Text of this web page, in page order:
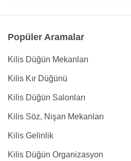
Popüler Aramalar
Kilis Düğün Mekanları
Kilis Kır Düğünü
Kilis Düğün Salonları
Kilis Söz, Nişan Mekanları
Kilis Gelinlik
Kilis Düğün Organizasyon